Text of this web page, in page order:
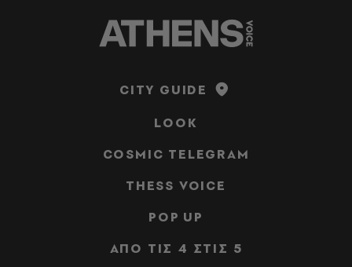
CITY GUIDE
LOOK
COSMIC TELEGRAM
THESS VOICE
POP UP
ΑΠΟ ΤΙΣ 4 ΣΤΙΣ 5